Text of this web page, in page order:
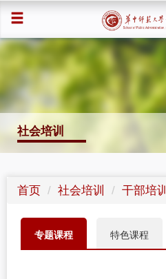
社会培训
首页 社会培训 干部培训
专题课程 特色课程